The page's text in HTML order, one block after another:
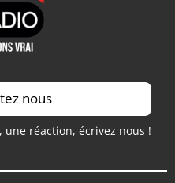
nous
une réaction, écrivez nous !